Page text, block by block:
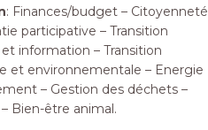
: Finances/budget – Citoyenneté
participative – Transition
information – Transition
et environnementale – Energie
– Gestion des déchets –
Bien-être animal.